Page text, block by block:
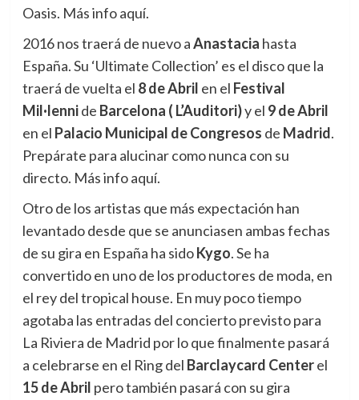
Oasis. Más info aquí.
2016 nos traerá de nuevo aAnastacia hasta
España. Su ‘Ultimate Collection’ es el disco que la
traerá de vuelta el 8 de Abril en el Festival
Mil·lennide Barcelona ( L’Auditori)y el 9 de Abril
en el Palacio Municipal de Congresos de Madrid.
Prepárate para alucinar como nunca con su
directo. Más info aquí.
Otro de los artistas que más expectación han
levantado desde que se anunciasen ambas fechas
de su gira en España ha sidoKygo. Se ha
convertido en uno de los productores de moda, en
el rey del tropical house. En muy poco tiempo
agotaba las entradas del concierto previsto para
La Riviera de Madrid por lo que finalmente pasará
a celebrarse en el Ring del Barclaycard Centerel
15 de Abril pero también pasará con su gira